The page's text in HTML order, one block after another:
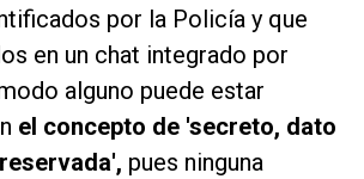
por la Policía y que
en un chat integrado por
alguno puede estar
el concepto de 'secreto, dato
pues ninguna